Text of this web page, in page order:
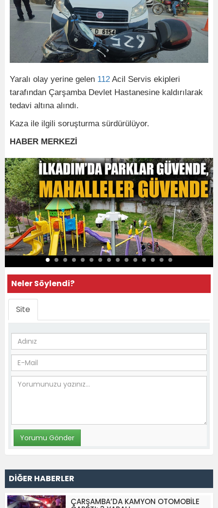
Yaralı olay yerine gelen 112 Acil Servis ekipleri
tarafından Çarşamba Devlet Hastanesine kaldırılarak
tedavi altına alındı.
Kaza ile ilgili soruşturma sürdürülüyor.
HABER MERKEZİ
Neler Söylendi?
Site
DİĞER HABERLER
ÇARŞAMBA’DA KAMYON OTOMOBİLE